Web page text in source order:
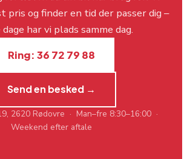
pris og finder en tid der passer dig –
dage har vi plads samme dag.
Ring: 36 72 79 88
Send en besked →
2620 Rødovre · Man–fre 8:30–16:00 ·
Weekend efter aftale